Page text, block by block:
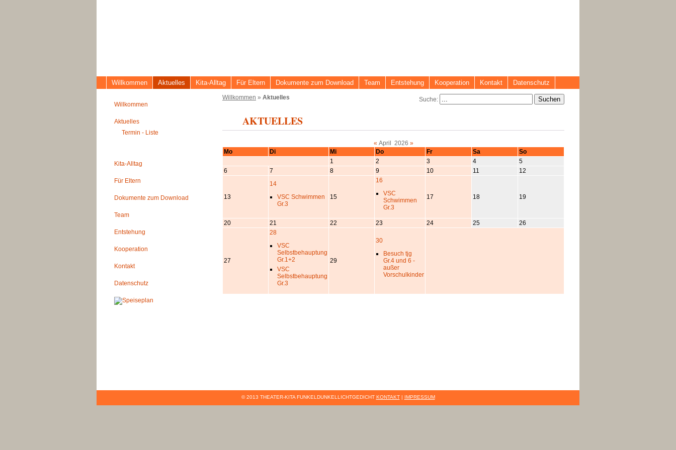
Willkommen Aktuelles Kita-Alltag Für Eltern Dokumente zum Download Team Entstehung Kooperation Kontakt Datenschutz
Willkommen
Aktuelles
Termin - Liste
Kita-Alltag
Für Eltern
Dokumente zum Download
Team
Entstehung
Kooperation
Kontakt
Datenschutz
Willkommen » Aktuelles Suche:
AKTUELLES
« April 2026 »
Mo
Di Mi Do Fr Sa
So
1
2 3 4
5
6
7 8 9 10 11 12
13
14
VSC Schwimmen
Gr.3
15
16
VSC
Schwimmen
Gr.3
17 18 19
20 21 22 23 24 25 26
27
28
VSC
Selbstbehauptung
Gr.1+2
VSC
Selbstbehauptung
Gr.3
29
30
Besuch tjg
Gr.4 und 6 -
außer
Vorschulkinder
© 2013 THEATER-KITA FUNKELDUNKELLICHTGEDICHT KONTAKT| IMPRESSUM